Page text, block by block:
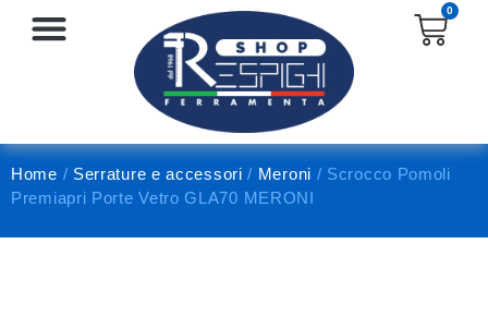
0
Home / Serrature e accessori / Meroni / Scrocco Pomoli
Premiapri Porte Vetro GLA70 MERONI